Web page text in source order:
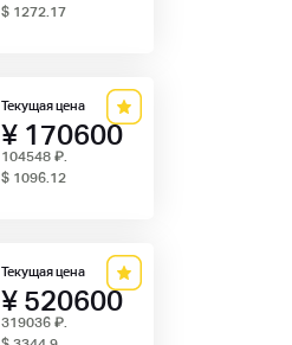
$ 1272.17
Текущая цена
¥ 170600
104548 ₽.
$ 1096.12
Текущая цена
¥ 520600
319036 ₽.